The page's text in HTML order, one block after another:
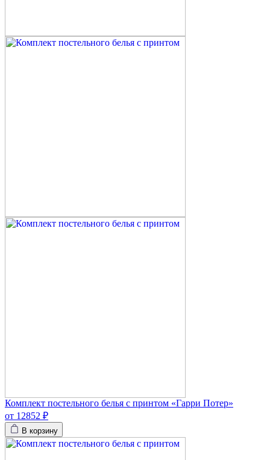
Комплект постельного белья с принтом «Гарри Потер»
от 12852 ₽
В корзину